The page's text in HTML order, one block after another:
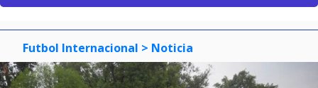
Futbol Internacional > Noticia